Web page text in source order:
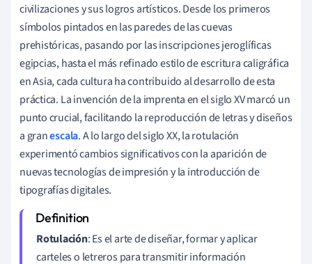
civilizaciones y sus logros artísticos. Desde los primeros
símbolos pintados en las paredes de las cuevas
prehistóricas, pasando por las inscripciones jeroglíficas
egipcias, hasta el más refinado estilo de escritura caligráfica
en Asia, cada cultura ha contribuido al desarrollo de esta
práctica. La invención de la imprenta en el siglo XV marcó un
punto crucial, facilitando la reproducción de letras y diseños
a granescala. A lo largo del siglo XX, la rotulación
experimentó cambios significativos con la aparición de
nuevas tecnologías de impresión y la introducción de
tipografías digitales.
Rotulación: Es el arte de diseñar, formar y aplicar
carteles o letreros para transmitir información